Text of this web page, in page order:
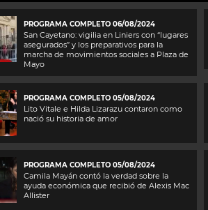
PROGRAMA COMPLETO 06/08/2024
San Cayetano: vigilia en Liniers con “lugares
asegurados” y los preparativos para la
marcha de movimientos sociales a Plaza de
Mayo
PROGRAMA COMPLETO 05/08/2024
Lito Vitale e Hilda Lizarazu contaron como
nació su historia de amor
PROGRAMA COMPLETO 05/08/2024
Camila Mayán contó la verdad sobre la
ayuda económica que recibió de Alexis Mac
Allister